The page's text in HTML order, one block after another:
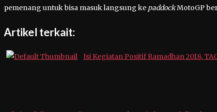
pemenang untuk bisa masuk langsung ke paddockMotoGP
Artikel terkait:
Isi Kegiatan Positif Ramadhan 2018,